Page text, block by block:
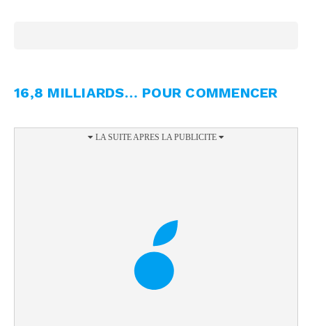
16,8 MILLIARDS… POUR COMMENCER